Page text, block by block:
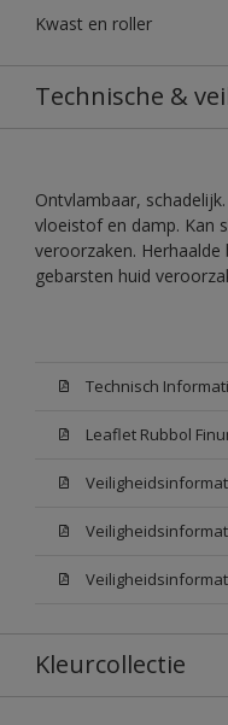
Kwast en roller
Technische &
Ontvlambaar,
vloeistof en damp. Kan
veroorzaken.
gebarsten huid
Leaflet Rubbol
Kleurcollectie